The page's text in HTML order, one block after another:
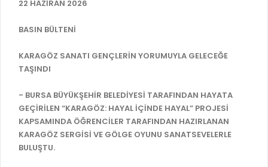
BİLGİ EDİNME
MECLİS
MECLİS ÜYELERİ
KOMİSYON ÜYELERİ
MECLİS KARARLARI
MECLİS GÜNDEMİ VE KARAR ÖZETLERİ
YAYIN / PLAN / RAPOR
YANGIN SİGORTA E-BEYANNAME
ORKESTRA KAYIT
SEYAHAT KARTI SORGULAMA
BURSA AKADEMİ
ÜCRETSİZ WİFİ NOKTALARI
İTFAİYE RAPORU
22 HAZİRAN 2026
BASIN BÜLTENİ
KARAGÖZ SANATI GENÇLERİN YORUMUYLA GELECEĞE
TAŞINDI
- BURSA BÜYÜKŞEHİR BELEDİYESİ TARAFINDAN HAYATA
GEÇİRİLEN “KARAGÖZ: HAYAL İÇİNDE HAYAL” PROJESİ
KAPSAMINDA ÖĞRENCİLER TARAFINDAN HAZIRLANAN
KARAGÖZ SERGİSİ VE GÖLGE OYUNU SANATSEVELERLE
BULUŞTU.